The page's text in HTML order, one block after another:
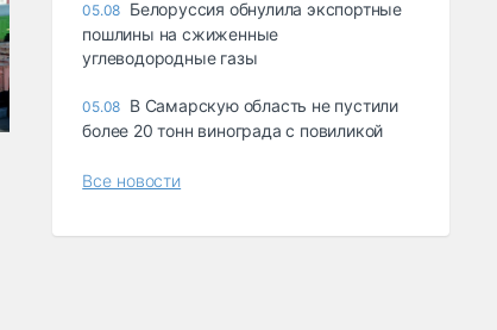
05.08 Белоруссия обнулила экспортные
пошлины на сжиженные
углеводородные газы
05.08 В Самарскую область не пустили
более 20 тонн винограда с повиликой
Все новости